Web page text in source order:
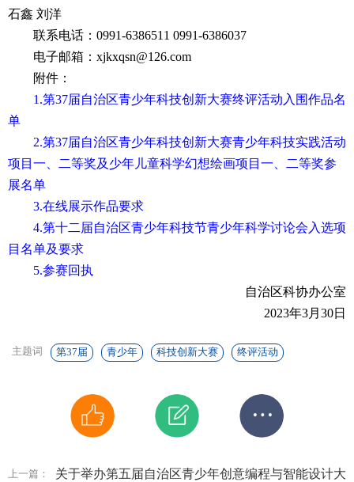
石鑫 刘洋
联系电话：0991-6386511 0991-6386037
电子邮箱：xjkxqsn@126.com
附件：
1.第37届自治区青少年科技创新大赛终评活动入围作品名
单
2.第37届自治区青少年科技创新大赛青少年科技实践活动
项目一、二等奖及少年儿童科学幻想绘画项目一、二等奖参
展名单
3.在线展示作品要求
4.第十二届自治区青少年科技节青少年科学讨论会入选项
目名单及要求
5.参赛回执
自治区科协办公室
2023年3月30日
主题词 第37届 青少年 科技创新大赛 终评活动
上一篇：
关于举办第五届自治区青少年创意编程与智能设计大